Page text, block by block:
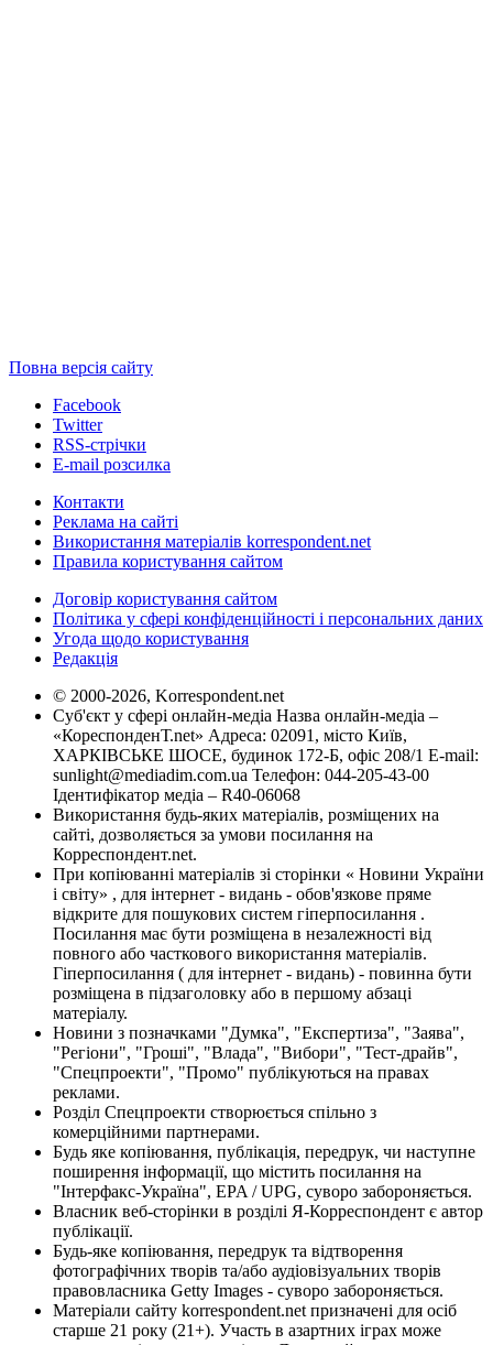
Повна версія сайту
Facebook
Twitter
RSS-стрічки
E-mail розсилка
Контакти
Реклама на сайті
Використання матеріалів korrespondent.net
Правила користування сайтом
Договір користування сайтом
Політика у сфері конфіденційності і персональних даних
Угода щодо користування
Редакція
© 2000-2026, Korrespondent.net
Суб'єкт у сфері онлайн-медіа Назва онлайн-медіа –
«КореспонденТ.net» Адреса: 02091, місто Київ,
ХАРКІВСЬКЕ ШОСЕ, будинок 172-Б, офіс 208/1 E-mail:
sunlight@mediadim.com.ua Телефон: 044-205-43-00
Ідентифікатор медіа – R40-06068
Використання будь-яких матеріалів, розміщених на
сайті, дозволяється за умови посилання на
Корреспондент.net.
При копіюванні матеріалів зі сторінки « Новини України
і світу» , для інтернет - видань - обов'язкове пряме
відкрите для пошукових систем гіперпосилання .
Посилання має бути розміщена в незалежності від
повного або часткового використання матеріалів.
Гіперпосилання ( для інтернет - видань) - повинна бути
розміщена в підзаголовку або в першому абзаці
матеріалу.
Новини з позначками "Думка", "Експертиза", "Заява",
"Регіони", "Гроші", "Влада", "Вибори", "Тест-драйв",
"Спецпроекти", "Промо" публікуються на правах
реклами.
Розділ Спецпроекти створюється спільно з
комерційними партнерами.
Будь яке копіювання, публікація, передрук, чи наступне
поширення інформації, що містить посилання на
"Інтерфакс-Україна", EPA / UPG, суворо забороняється.
Власник веб-сторінки в розділі Я-Корреспондент є автор
публікації.
Будь-яке копіювання, передрук та відтворення
фотографічних творів та/або аудіовізуальних творів
правовласника Getty Images - суворо забороняється.
Матеріали сайту korrespondent.net призначені для осіб
старше 21 року (21+). Участь в азартних іграх може